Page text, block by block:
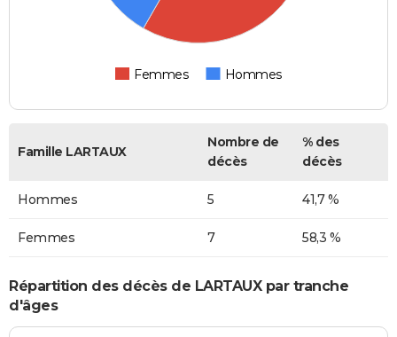
Femmes Hommes
Famille LARTAUX
Nombre de
décès
% des
décès
Hommes 5 41,7 %
Femmes 7 58,3 %
Répartition des décès de LARTAUX par tranche
d'âges